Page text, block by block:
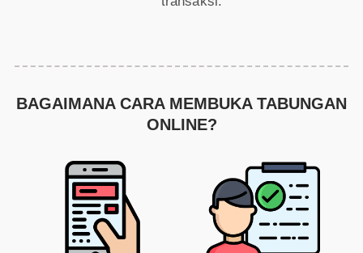
BAGAIMANA CARA MEMBUKA TABUNGAN
ONLINE?